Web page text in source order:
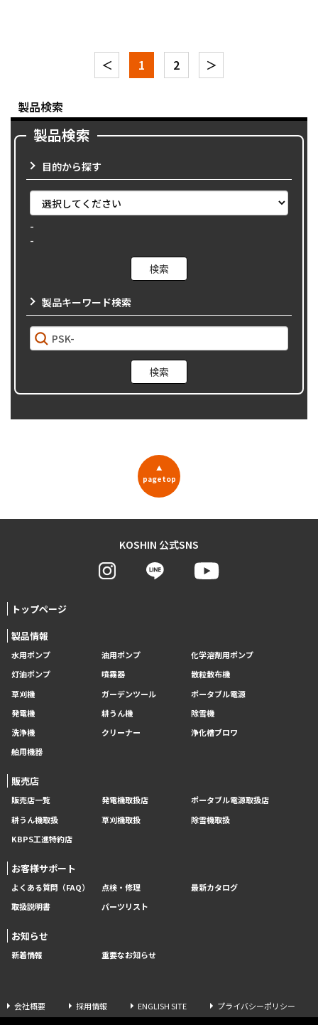
＜ 1 2 ＞
製品検索
製品検索
目的から探す
-
-
製品キーワード検索
▲
pagetop
KOSHIN 公式SNS
トップページ
製品情報
水用ポンプ 油用ポンプ
化学溶剤用ポンプ
灯油ポンプ
噴霧器
散粒散布機
草刈機
ガーデンツール
ポータブル電源
発電機
耕うん機
除雪機
洗浄機
クリーナー
浄化槽ブロワ
舶用機器
販売店
販売店一覧 発電機取扱店
ポータブル電源取扱店
耕うん機取扱
草刈機取扱
除雪機取扱
KBPS工進特約店
お客様サポート
よくある質問（FAQ） 点検・修理
最新カタログ
取扱説明書
パーツリスト
お知らせ
新着情報 重要なお知らせ
会社概要 採用情報 ENGLISH SITE プライバシーポリシー